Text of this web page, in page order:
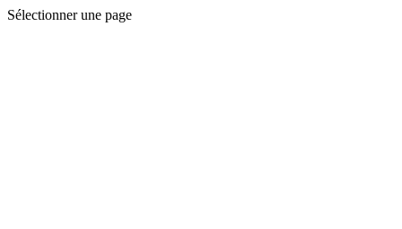
Sélectionner une page